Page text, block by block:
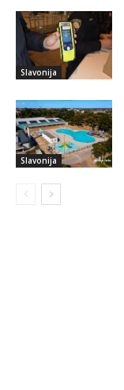
Slavonija
Slavonija